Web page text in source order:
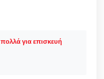
για επισκευή